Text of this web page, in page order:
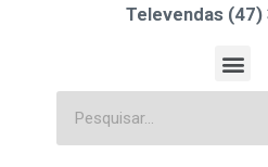
Televendas